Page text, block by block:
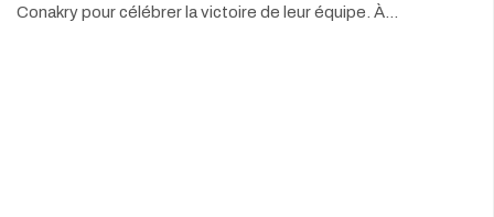
Conakry pour célébrer la victoire de leur équipe. À…